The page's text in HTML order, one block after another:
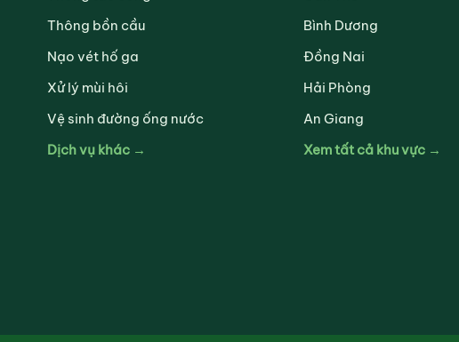
Thông bồn cầu
Nạo vét hố ga
Xử lý mùi hôi
Vệ sinh đường ống nước
Dịch vụ khác →
Bình Dương
Đồng Nai
Hải Phòng
An Giang
Xem tất cả khu vực →